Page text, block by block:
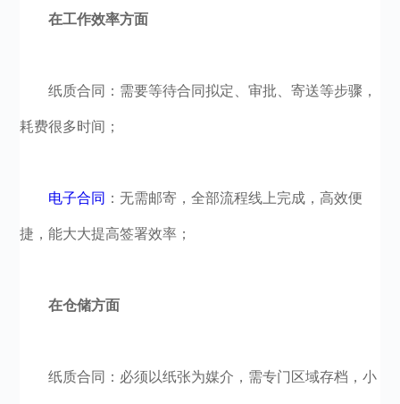
在工作效率方面
纸质合同：需要等待合同拟定、审批、寄送等步骤，
耗费很多时间；
电子合同 ：无需邮寄，全部流程线上完成，高效便
捷，能大大提高签署效率；
在仓储方面
纸质合同：必须以纸张为媒介，需专门区域存档，小